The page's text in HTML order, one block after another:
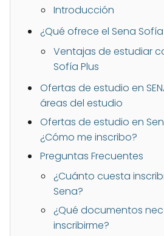
Introducción
¿Qué ofrece el Sena Sofía
Ventajas de estudiar
Sofía Plus
Ofertas de estudio en
áreas del estudio
Ofertas de estudio en
¿Cómo me inscribo?
Preguntas Frecuentes
¿Cuánto cuesta
Sena?
¿Qué documentos
inscribirme?